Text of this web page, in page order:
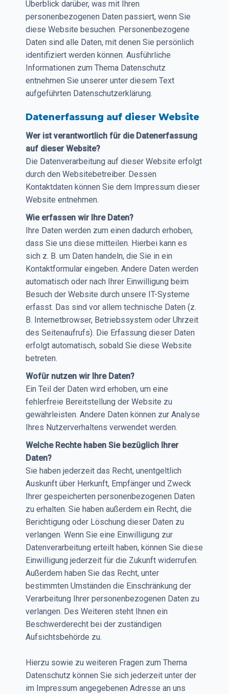
Überblick darüber, was mit Ihren
personenbezogenen Daten passiert, wenn Sie
diese Website besuchen. Personenbezogene
Daten sind alle Daten, mit denen Sie persönlich
identifiziert werden können. Ausführliche
Informationen zum Thema Datenschutz
entnehmen Sie unserer unter diesem Text
aufgeführten Datenschutzerklärung.
Datenerfassung auf dieser Website
Wer ist verantwortlich für die Datenerfassung
auf dieser Website?
Die Datenverarbeitung auf dieser Website erfolgt
durch den Websitebetreiber. Dessen
Kontaktdaten können Sie dem Impressum dieser
Website entnehmen.
Wie erfassen wir Ihre Daten?
Ihre Daten werden zum einen dadurch erhoben,
dass Sie uns diese mitteilen. Hierbei kann es
sich z. B. um Daten handeln, die Sie in ein
Kontaktformular eingeben. Andere Daten werden
automatisch oder nach Ihrer Einwilligung beim
Besuch der Website durch unsere IT-Systeme
erfasst. Das sind vor allem technische Daten (z.
B. Internetbrowser, Betriebssystem oder Uhrzeit
des Seitenaufrufs). Die Erfassung dieser Daten
erfolgt automatisch, sobald Sie diese Website
betreten.
Wofür nutzen wir Ihre Daten?
Ein Teil der Daten wird erhoben, um eine
fehlerfreie Bereitstellung der Website zu
gewährleisten. Andere Daten können zur Analyse
Ihres Nutzerverhaltens verwendet werden.
Welche Rechte haben Sie bezüglich Ihrer
Daten?
Sie haben jederzeit das Recht, unentgeltlich
Auskunft über Herkunft, Empfänger und Zweck
Ihrer gespeicherten personenbezogenen Daten
zu erhalten. Sie haben außerdem ein Recht, die
Berichtigung oder Löschung dieser Daten zu
verlangen. Wenn Sie eine Einwilligung zur
Datenverarbeitung erteilt haben, können Sie diese
Einwilligung jederzeit für die Zukunft widerrufen.
Außerdem haben Sie das Recht, unter
bestimmten Umständen die Einschränkung der
Verarbeitung Ihrer personenbezogenen Daten zu
verlangen. Des Weiteren steht Ihnen ein
Beschwerderecht bei der zuständigen
Aufsichtsbehörde zu.
Hierzu sowie zu weiteren Fragen zum Thema
Datenschutz können Sie sich jederzeit unter der
im Impressum angegebenen Adresse an uns